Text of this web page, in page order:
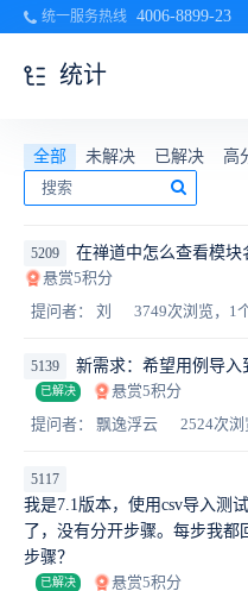
统一服务热线 4006-8899-23
统计
全部 未解决 已解决 高
5209 在禅道中怎么查看模
悬赏5积分
提问者： 刘
3749次浏览，1
5139 新需求：希望用例导
已解决
悬赏5积分
提问者： 飘逸浮云
2524次
5117
我是7.1版本，使用csv导入测
了，没有分开步骤。每步我
步骤？
已解决
悬赏5积分